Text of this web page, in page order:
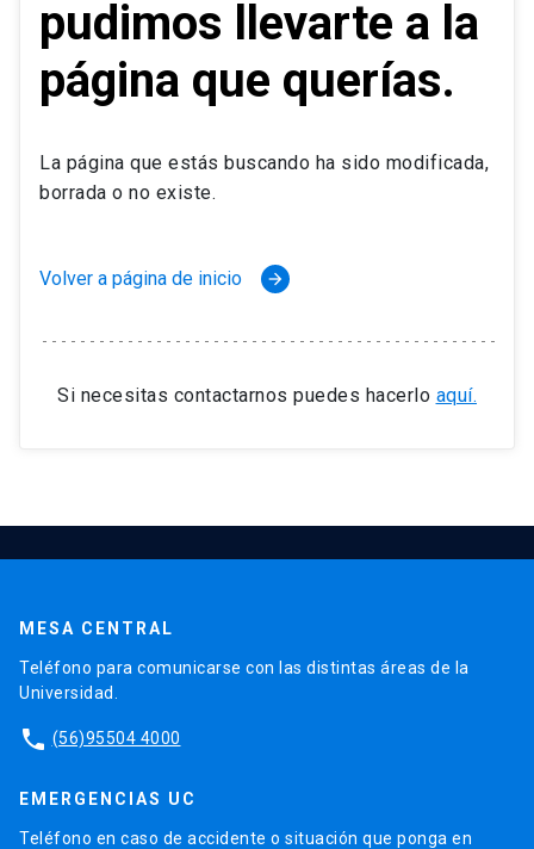
pudimos llevarte a la
página que querías.
La página que estás buscando ha sido modificada,
borrada o no existe.
Volver a página de inicio arrow_forward
Si necesitas contactarnos puedes hacerlo aquí.
MESA CENTRAL
Teléfono para comunicarse con las distintas áreas de la
Universidad.
phone (56)95504 4000
EMERGENCIAS UC
Teléfono en caso de accidente o situación que ponga en